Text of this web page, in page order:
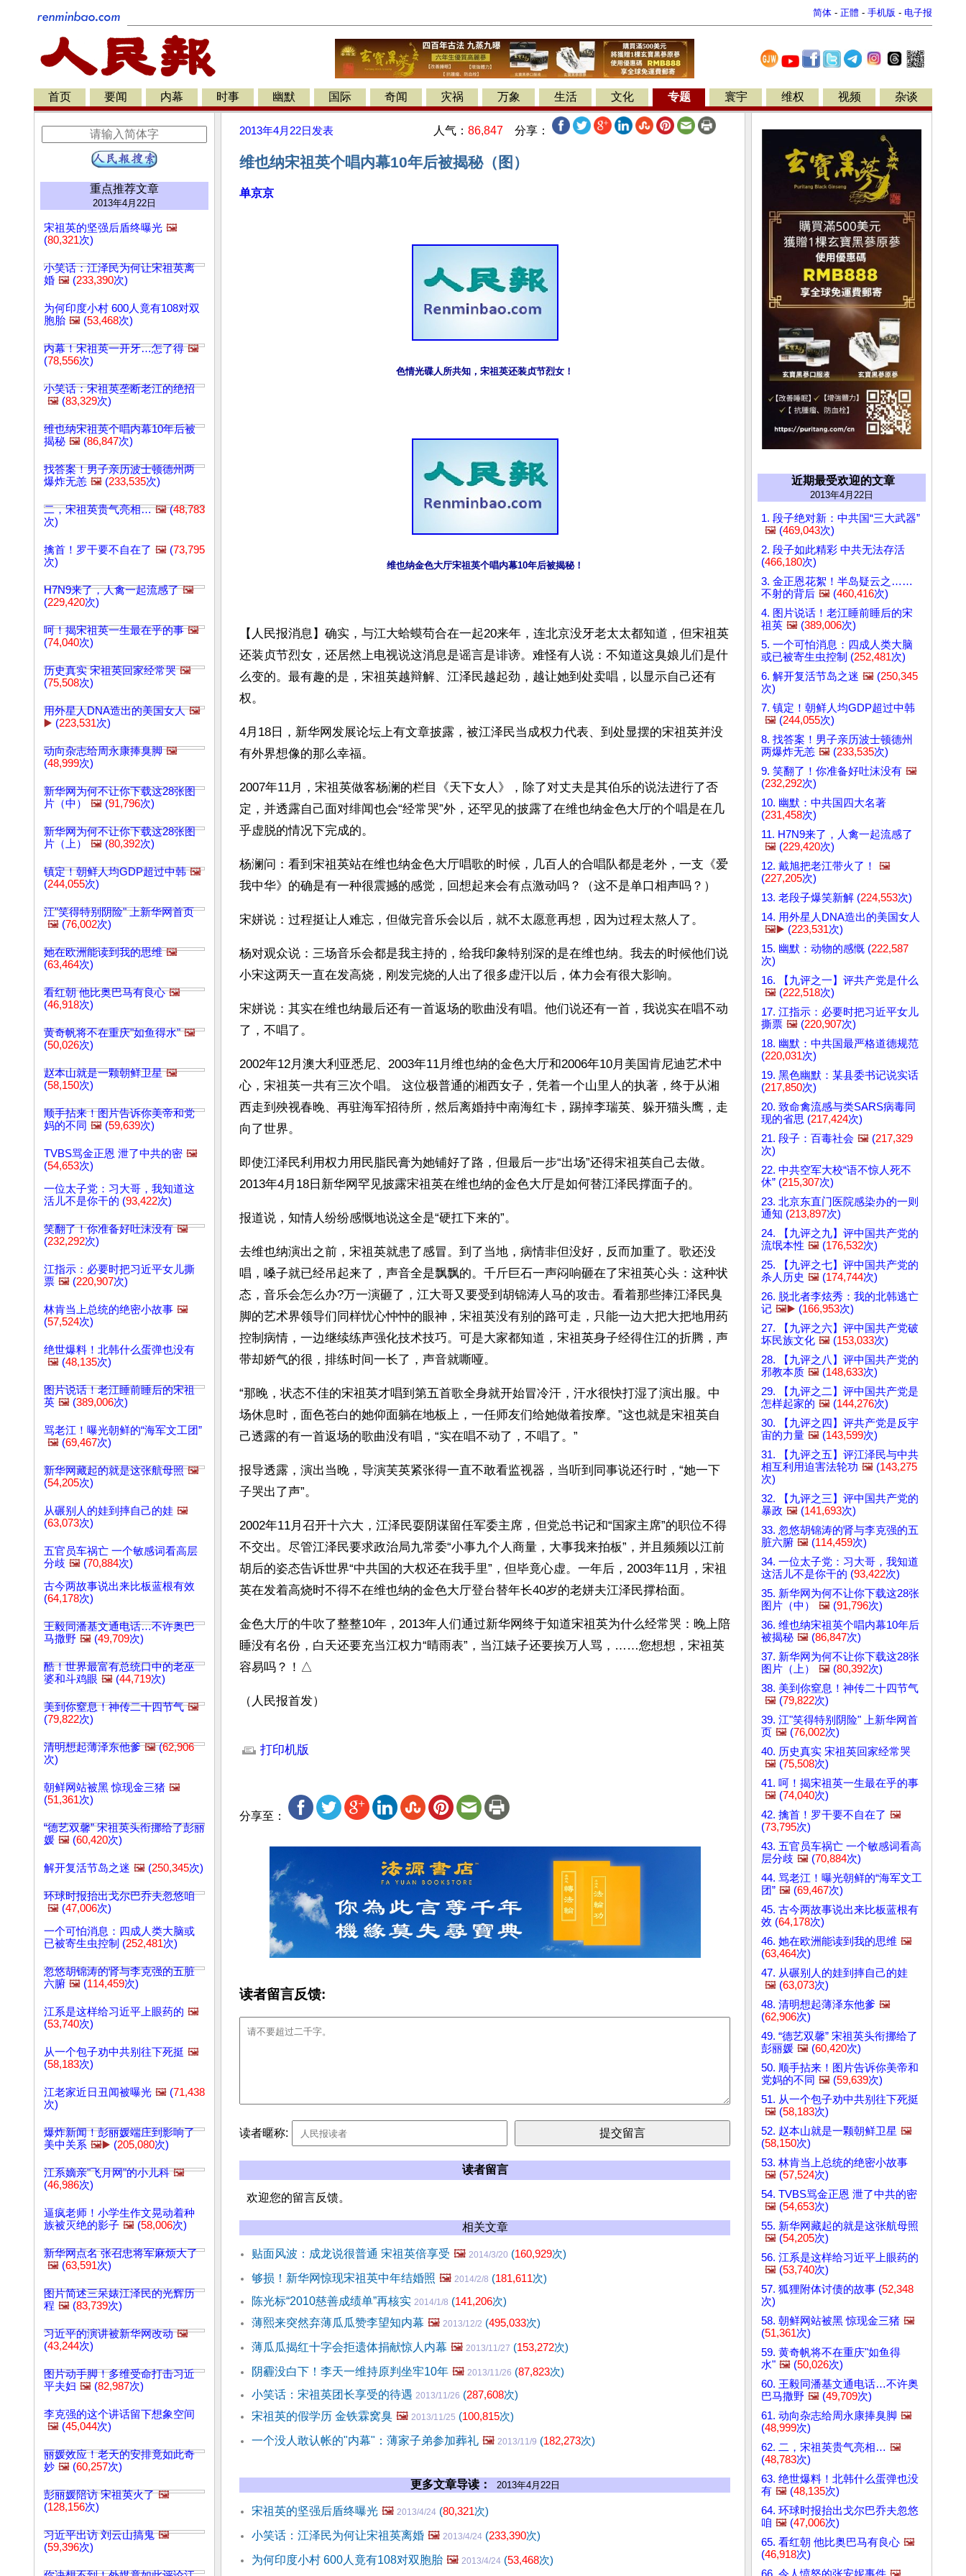
简体 - 正體 - 手机版 - 电子报
首页 要闻 内幕 时事 幽默 国际 奇闻 灾祸 万象 生活 文化 专题 寰宇 维权 视频 杂谈
重点推荐文章
2013年4月22日
宋祖英的坚强后盾终曝光 🖼️
(80,321次)
小笑话：江泽民为何让宋祖英离
婚 🖼️ (233,390次)
为何印度小村 600人竟有108对双
胞胎 🖼️ (53,468次)
内幕！宋祖英一开牙…怎了得 🖼️
(78,556次)
小笑话：宋祖英垄断老江的绝招
🖼️ (83,329次)
维也纳宋祖英个唱内幕10年后被
揭秘 🖼️ (86,847次)
找答案！男子亲历波士顿德州两
爆炸无恙 🖼️ (233,535次)
二，宋祖英贵气亮相… 🖼️(48,783
次)
擒首！罗干要不自在了 🖼️ (73,795
次)
H7N9来了，人禽一起流感了 🖼️
(229,420次)
呵！揭宋祖英一生最在乎的事 🖼️
(74,040次)
历史真实 宋祖英回家经常哭 🖼️
(75,508次)
用外星人DNA造出的美国女人 🖼️
▶️ (223,531次)
动向杂志给周永康捧臭脚 🖼️
(48,999次)
新华网为何不让你下载这28张图
片（中）
🖼️ (91,796次)
新华网为何不让你下载这28张图
片（上）
🖼️ (80,392次)
镇定！朝鲜人均GDP超过中韩 🖼️
(244,055次)
江"笑得特别阴险" 上新华网首页
🖼️ (76,002次)
她在欧洲能读到我的思维 🖼️
(63,464次)
看红朝 他比奥巴马有良心 🖼️
(46,918次)
黄奇帆将不在重庆"如鱼得水" 🖼️
(50,026次)
赵本山就是一颗朝鲜卫星 🖼️
(58,150次)
顺手拈来！图片告诉你美帝和党
妈的不同 🖼️ (59,639次)
TVBS骂金正恩 泄了中共的密 🖼️
(54,653次)
一位太子党：习大哥，我知道这
活儿不是你干的 (93,422次)
笑翻了！你准备好吐沫没有 🖼️
(232,292次)
江指示：必要时把习近平女儿撕
票 🖼️ (220,907次)
林肯当上总统的绝密小故事 🖼️
(57,524次)
绝世爆料！北韩什么蛋弹也没有
🖼️ (48,135次)
图片说话！老江睡前睡后的宋祖
英 🖼️ (389,006次)
骂老江！曝光朝鲜的“海军文工团”
🖼️ (69,467次)
新华网藏起的就是这张航母照 🖼️
(54,205次)
从碾别人的娃到摔自己的娃 🖼️
(63,073次)
五官员车祸亡 一个敏感词看高层
分歧 🖼️ (70,884次)
古今两故事说出来比板蓝根有效
(64,178次)
王毅同潘基文通电话…不许奥巴
马撒野 🖼️ (49,709次)
酷！世界最富有总统口中的老巫
婆和斗鸡眼 🖼️ (44,719次)
美到你窒息！神传二十四节气 🖼️
(79,822次)
清明想起薄泽东他爹 🖼️(62,906
次)
朝鲜网站被黑 惊现金三猪 🖼️
(51,361次)
“德艺双馨” 宋祖英头衔挪给了彭丽
媛 🖼️ (60,420次)
解开复活节岛之迷 🖼️ (250,345次)
环球时报抬出戈尔巴乔夫忽悠咱
🖼️ (47,006次)
一个可怕消息：四成人类大脑或
已被寄生虫控制 (252,481次)
忽悠胡锦涛的肾与李克强的五脏
六腑 🖼️ (114,459次)
江系是这样给习近平上眼药的 🖼️
(53,740次)
从一个包子劝中共别往下死挺 🖼️
(58,183次)
江老家近日丑闻被曝光 🖼️ (71,438
次)
爆炸新闻！彭丽媛端庄到影响了
美中关系 🖼️▶️ (205,080次)
江系嫡亲"飞月网"的小儿科 🖼️
(46,986次)
逼疯老师！小学生作文晃动着种
族被灭绝的影子 🖼️ (58,006次)
新华网点名 张召忠将军麻烦大了
🖼️ (63,591次)
图片简述三呆婊江泽民的光辉历
程 🖼️ (83,739次)
习近平的演讲被新华网改动 🖼️
(43,244次)
图片动手脚！多维受命打击习近
平夫妇 🖼️ (82,987次)
李克强的这个讲话留下想象空间
🖼️ (45,044次)
丽媛效应！老天的安排竟如此奇
妙 🖼️ (60,257次)
彭丽媛陪访 宋祖英火了 🖼️
(128,156次)
习近平出访 刘云山搞鬼 🖼️
(59,396次)
2013年4月22日 发表 人气： 86,847 分享：
维也纳宋祖英个唱内幕10年后被揭秘（图）
单京京
色情光碟人所共知，宋祖英还装贞节烈女！
维也纳金色大厅宋祖英个唱内幕10年后被揭秘！
【人民报消息】确实，与江大蛤蟆苟合在一起20来年，连北京没牙老太太都知道，但宋祖英
还装贞节烈女，还居然上电视说这消息是谣言是诽谤。难怪有人说：不知道这臭娘儿们是什
么变的。最有趣的是，宋祖英越辩解、江泽民越起劲，越让她到处卖唱，以显示自己还有
权。
4月18日，新华网发展论坛上有文章披露，被江泽民当成权力代表、到处显摆的宋祖英并没
有外界想像的那么幸福。
2007年11月，宋祖英做客杨澜的栏目《天下女人》，除了对丈夫是其伯乐的说法进行了否
定，并透露自己面对绯闻也会“经常哭”外，还罕见的披露了在维也纳金色大厅的个唱是在几
乎虚脱的情况下完成的。
杨澜问：看到宋祖英站在维也纳金色大厅唱歌的时候，几百人的合唱队都是老外，一支《爱
我中华》的确是有一种很震撼的感觉，回想起来会有点激动吗？（这不是单口相声吗？）
宋姘说：过程挺让人难忘，但做完音乐会以后，就不太愿意再想，因为过程太熬人了。
杨对观众说：三场音乐会都是我主持的，给我印象特别深的是在维也纳。我去的时候他们说
小宋这两天一直在发高烧，刚发完烧的人出了很多虚汗以后，体力会有很大影响。
宋姘说：其实在维也纳最后还有一首返场的歌曲没有唱。他们说还有一首，我说实在唱不动
了，不唱了。
2002年12月澳大利亚悉尼、2003年11月维也纳的金色大厅和2006年10月美国肯尼迪艺术中
心，宋祖英一共有三次个唱。 这位极普通的湘西女子，凭着一个山里人的执著，终于从湘
西走到殃视春晚、再驻海军招待所，然后离婚持中南海红卡，踢掉李瑞英、躲开猫头鹰，走
向了世界。
即使江泽民利用权力用民脂民膏为她铺好了路，但最后一步“出场”还得宋祖英自己去做。
2013年4月18日新华网罕见披露宋祖英在维也纳的金色大厅是如何替江泽民撑面子的。
报道说，知情人纷纷感慨地说这全是“硬扛下来的”。
去维也纳演出之前，宋祖英就患了感冒。到了当地，病情非但没好，反而加重了。歌还没
唱，嗓子就已经吊起来了，声音全是飘飘的。千斤巨石一声闷响砸在了宋祖英心头：这种状
态，音乐会怎么办?万一演砸了，江大哥又要受到胡锦涛人马的攻击。看着那些捧江泽民臭
脚的艺术界领导们同样忧心忡忡的眼神，宋祖英没有别的路可走，只能一边大把大把地用药
控制病情，一边继续练声强化技术技巧。可是大家都知道，宋祖英身子经得住江的折腾，声
带却娇气的很，排练时间一长了，声音就嘶哑。
“那晚，状态不佳的宋祖英才唱到第五首歌全身就开始冒冷汗，汗水很快打湿了演出服。中
场休息时，面色苍白的她仰面躺在地板上，一任师友们给她做着按摩。”这也就是宋祖英自
己透露的有一首返场的歌曲没有唱，“实在唱不动了，不唱了。”
报导透露，演出当晚，导演芙英紧张得一直不敢看监视器，当听到同事说还行时，“她一下
子哭出了声”。
2002年11月召开十六大，江泽民耍阴谋留任军委主席，但党总书记和“国家主席”的职位不得
不交出。尽管江泽民要求政治局九常委“小事九个人商量，大事我来拍板”，并且频频以江前
胡后的姿态告诉世界“中共国的大权还在我手里”，但毕竟心虚。一年后，2003年11月，宋祖
英在发着高烧时不得不在维也纳的金色大厅登台替年长40岁的老姘夫江泽民撑枱面。
金色大厅的牛吹了整整10年，2013年人们通过新华网终于知道宋祖英为什么经常哭：晚上陪
睡没有名份，白天还要充当江权力“晴雨表”，当江婊子还要挨万人骂，……您想想，宋祖英
容易吗？！△
（人民报首发）
打印机版
分享至：
读者留言反馈:
读者暱称:
读者留言
欢迎您的留言反馈。
相关文章
贴面风波：成龙说很普通 宋祖英倍享受 🖼️ 2014/3/20 (160,929次)
够损！新华网惊现宋祖英中年结婚照 🖼️ 2014/2/8 (181,611次)
陈光标“2010慈善成绩单”再核实 2014/1/8 (141,206次)
薄熙来突然弃薄瓜瓜赞李望知内幕 🖼️ 2013/12/2 (495,033次)
薄瓜瓜揭红十字会拒遗体捐献惊人内幕 🖼️ 2013/11/27 (153,272次)
阴霾没白下！李天一维持原判坐牢10年 🖼️ 2013/11/26 (87,823次)
小笑话：宋祖英团长享受的待遇 2013/11/26 (287,608次)
宋祖英的假学历 金铁霖窝臭 🖼️ 2013/11/25 (100,815次)
一个没人敢认帐的"内幕"：薄家子弟参加葬礼 🖼️ 2013/11/9 (182,273次)
更多文章导读： 2013年4月22日
宋祖英的坚强后盾终曝光 🖼️ 2013/4/24 (80,321次)
小笑话：江泽民为何让宋祖英离婚 🖼️ 2013/4/24 (233,390次)
为何印度小村 600人竟有108对双胞胎 🖼️ 2013/4/24 (53,468次)
近期最受欢迎的文章
2013年4月22日
1. 段子绝对新：中共国“三大武器”
🖼️ (469,043次)
2. 段子如此精彩 中共无法存活
(466,180次)
3. 金正恩花絮！半岛疑云之……
不射的背后 🖼️ (460,416次)
4. 图片说话！老江睡前睡后的宋
祖英 🖼️ (389,006次)
5. 一个可怕消息：四成人类大脑
或已被寄生虫控制 (252,481次)
6. 解开复活节岛之迷 🖼️ (250,345
次)
7. 镇定！朝鲜人均GDP超过中韩
🖼️ (244,055次)
8. 找答案！男子亲历波士顿德州
两爆炸无恙 🖼️ (233,535次)
9. 笑翻了！你准备好吐沫没有 🖼️
(232,292次)
10. 幽默：中共国四大名著
(231,458次)
11. H7N9来了，人禽一起流感了
🖼️ (229,420次)
12. 戴旭把老江带火了！
🖼️
(227,205次)
13. 老段子爆笑新解 (224,553次)
14. 用外星人DNA造出的美国女人
🖼️▶️ (223,531次)
15. 幽默：动物的感慨 (222,587
次)
16. 【九评之一】评共产党是什么
🖼️ (222,518次)
17. 江指示：必要时把习近平女儿
撕票 🖼️ (220,907次)
18. 幽默：中共国最严格道德规范
(220,031次)
19. 黑色幽默：某县委书记说实话
(217,850次)
20. 致命禽流感与类SARS病毒同
现的省思 (217,424次)
21. 段子：百毒社会 🖼️ (217,329
次)
22. 中共空军大校“语不惊人死不
休” (215,307次)
23. 北京东直门医院感染办的一则
通知 (213,897次)
24. 【九评之九】评中国共产党的
流氓本性 🖼️ (176,532次)
25. 【九评之七】评中国共产党的
杀人历史 🖼️ (174,744次)
26. 脱北者李炫秀：我的北韩逃亡
记 🖼️▶️ (166,953次)
27. 【九评之六】评中国共产党破
坏民族文化 🖼️ (153,033次)
28. 【九评之八】评中国共产党的
邪教本质 🖼️ (148,633次)
29. 【九评之二】评中国共产党是
怎样起家的 🖼️ (144,276次)
30. 【九评之四】评共产党是反宇
宙的力量 🖼️ (143,599次)
31. 【九评之五】评江泽民与中共
相互利用迫害法轮功 🖼️ (143,275
次)
32. 【九评之三】评中国共产党的
暴政 🖼️ (141,693次)
33. 忽悠胡锦涛的肾与李克强的五
脏六腑 🖼️ (114,459次)
34. 一位太子党：习大哥，我知道
这活儿不是你干的 (93,422次)
35. 新华网为何不让你下载这28张
图片（中）
🖼️ (91,796次)
36. 维也纳宋祖英个唱内幕10年后
被揭秘 🖼️ (86,847次)
37. 新华网为何不让你下载这28张
图片（上）
🖼️ (80,392次)
38. 美到你窒息！神传二十四节气
🖼️ (79,822次)
39. 江"笑得特别阴险" 上新华网首
页 🖼️ (76,002次)
40. 历史真实 宋祖英回家经常哭
🖼️ (75,508次)
41. 呵！揭宋祖英一生最在乎的事
🖼️ (74,040次)
42. 擒首！罗干要不自在了 🖼️
(73,795次)
43. 五官员车祸亡 一个敏感词看高
层分歧 🖼️ (70,884次)
44. 骂老江！曝光朝鲜的“海军文工
团” 🖼️ (69,467次)
45. 古今两故事说出来比板蓝根有
效 (64,178次)
46. 她在欧洲能读到我的思维 🖼️
(63,464次)
47. 从碾别人的娃到摔自己的娃
🖼️ (63,073次)
48. 清明想起薄泽东他爹 🖼️
(62,906次)
49. “德艺双馨” 宋祖英头衔挪给了
彭丽媛 🖼️ (60,420次)
50. 顺手拈来！图片告诉你美帝和
党妈的不同 🖼️ (59,639次)
51. 从一个包子劝中共别往下死挺
🖼️ (58,183次)
52. 赵本山就是一颗朝鲜卫星 🖼️
(58,150次)
53. 林肯当上总统的绝密小故事
🖼️ (57,524次)
54. TVBS骂金正恩 泄了中共的密
🖼️ (54,653次)
55. 新华网藏起的就是这张航母照
🖼️ (54,205次)
56. 江系是这样给习近平上眼药的
🖼️ (53,740次)
57. 狐狸附体讨债的故事 (52,348
次)
58. 朝鲜网站被黑 惊现金三猪 🖼️
(51,361次)
59. 黄奇帆将不在重庆"如鱼得
水" 🖼️ (50,026次)
60. 王毅同潘基文通电话…不许奥
巴马撒野 🖼️ (49,709次)
61. 动向杂志给周永康捧臭脚 🖼️
(48,999次)
62. 二，宋祖英贵气亮相… 🖼️
(48,783次)
63. 绝世爆料！北韩什么蛋弹也没
有 🖼️ (48,135次)
64. 环球时报抬出戈尔巴乔夫忽悠
咱 🖼️ (47,006次)
65. 看红朝 他比奥巴马有良心 🖼️
(46,918次)
66. 令人愤怒的张安妮事件 🖼️